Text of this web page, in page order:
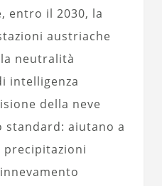
entro il 2030, la
austriache
neutralità
intelligenza
della neve
standard: aiutano a